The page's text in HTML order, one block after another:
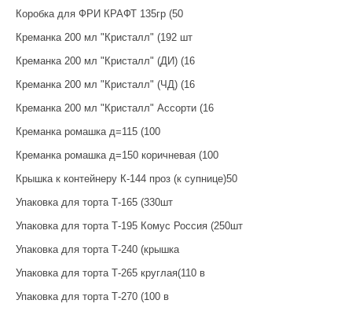
Коробка для ФРИ КРАФТ 135гр (50
Креманка 200 мл "Кристалл" (192 шт
Креманка 200 мл "Кристалл" (ДИ) (16
Креманка 200 мл "Кристалл" (ЧД) (16
Креманка 200 мл "Кристалл" Ассорти (16
Креманка ромашка д=115 (100
Креманка ромашка д=150 коричневая (100
Крышка к контейнеру К-144 проз (к супнице)50
Упаковка для торта Т-165 (330шт
Упаковка для торта Т-195 Комус Россия (250шт
Упаковка для торта Т-240 (крышка
Упаковка для торта Т-265 круглая(110 в
Упаковка для торта Т-270 (100 в